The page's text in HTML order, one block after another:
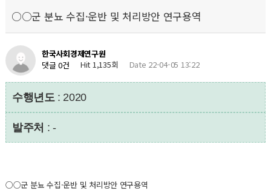
○○군 분뇨 수집·운반 및 처리방안 연구용역
한국사회경제연구원
댓글 0건
Hit 1,135회 Date 22-04-05 13:22
수행년도: 2020
발주처 : -
○○군 분뇨 수집·운반 및 처리방안 연구용역